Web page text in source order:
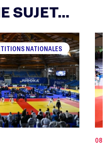
SUJET...
NATIONALES
08